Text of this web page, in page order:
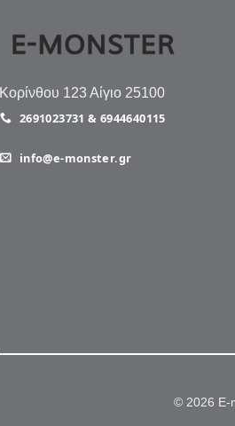
Κορίνθου 123 Αίγιο 25100
2691023731 & 6944640115
info@e-monster.gr
© 2026 E-